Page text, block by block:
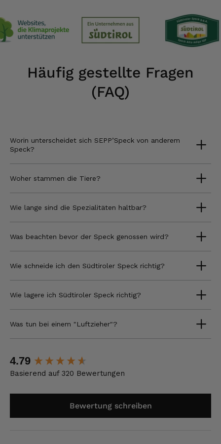
Häufig gestellte Fragen
(FAQ)
Worin unterscheidet sich SEPP’Speck von anderem
Speck?
Woher stammen die Tiere?
Wie lange sind die Spezialitäten haltbar?
Was beachten bevor der Speck genossen wird?
Wie schneide ich den Südtiroler Speck richtig?
Wie lagere ich Südtiroler Speck richtig?
Was tun bei einem "Luftzieher"?
4.79
Basierend auf 320 Bewertungen
Bewertung schreiben
New content loaded